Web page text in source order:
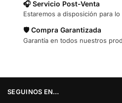
🎧 Servicio Post-Venta
Estaremos a disposición para
🛡️ Compra Garantizada
Garantía en todos nuestros
SEGUINOS EN…